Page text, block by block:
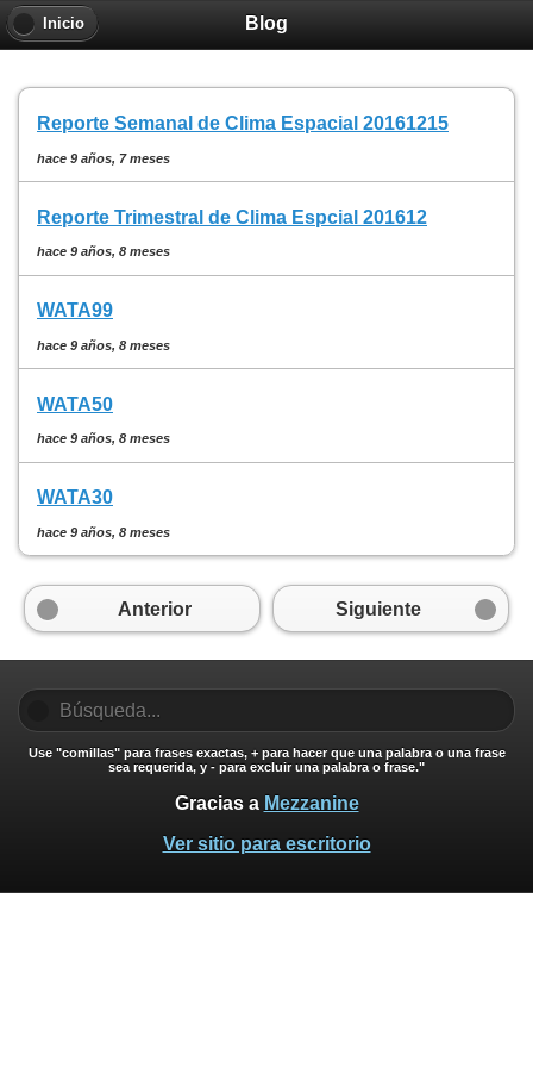
Blog
Inicio
Reporte Semanal de Clima Espacial 20161215
hace 9 años, 7 meses
Reporte Trimestral de Clima Espcial 201612
hace 9 años, 8 meses
WATA99
hace 9 años, 8 meses
WATA50
hace 9 años, 8 meses
WATA30
hace 9 años, 8 meses
Anterior Siguiente
Use "comillas" para frases exactas, + para hacer que una palabra o una frase
sea requerida, y - para excluir una palabra o frase."
Gracias a Mezzanine
Ver sitio para escritorio